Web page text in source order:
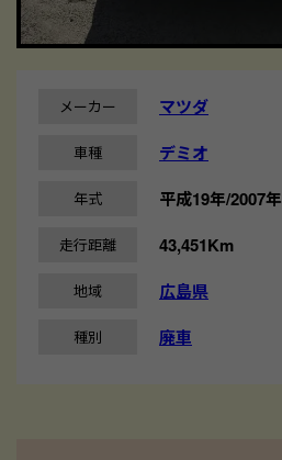
メーカー マツダ
車種 デミオ
年式 平成19年/2007年
走行距離 43,451Km
地域 広島県
種別 廃車